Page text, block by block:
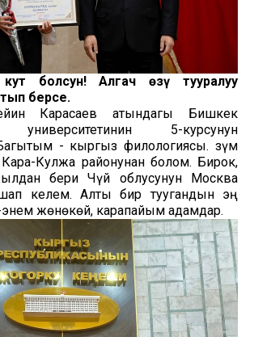
болсун! Алгач өзүң тууралуу
берсең.
Карасаев атындагы Бишкек
университетинин 5-курсунун
- кыргыз филологиясы. Өзүм
Кулжа районунан болом. Бирок,
бери Чүй облусунун Москва
келем. Алты бир туугандын эң
энем жөнөкөй, карапайым адамдар.